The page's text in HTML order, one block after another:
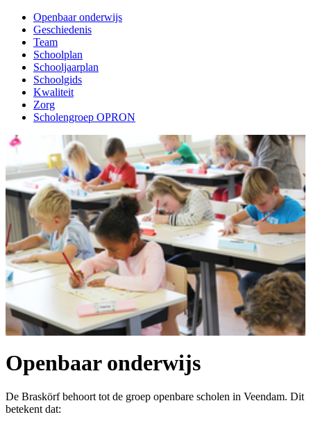
Openbaar onderwijs
Geschiedenis
Team
Schoolplan
Schooljaarplan
Schoolgids
Kwaliteit
Zorg
Scholengroep OPRON
Openbaar onderwijs
De Braskörf behoort tot de groep openbare scholen in Veendam. Dit
betekent dat: